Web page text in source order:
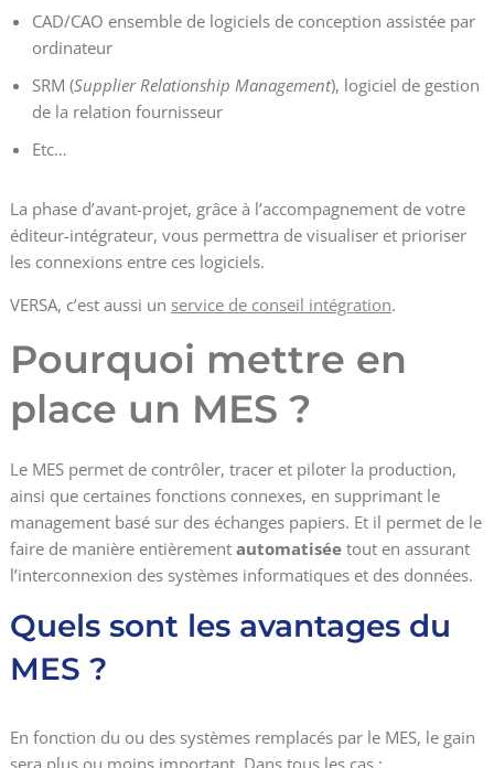
CAD/CAO ensemble de logiciels de conception assistée par
ordinateur
SRM (Supplier Relationship Management), logiciel de gestion
de la relation fournisseur
Etc…
La phase d’avant-projet, grâce à l’accompagnement de votre
éditeur-intégrateur, vous permettra de visualiser et prioriser
les connexions entre ces logiciels.
VERSA, c’est aussi un service de conseil intégration.
Pourquoi mettre en
place un MES ?
Le MES permet de contrôler, tracer et piloter la production,
ainsi que certaines fonctions connexes, en supprimant le
management basé sur des échanges papiers. Et il permet de le
faire de manière entièrement automatisée tout en assurant
l’interconnexion des systèmes informatiques et des données.
Quels sont les avantages du
MES ?
En fonction du ou des systèmes remplacés par le MES, le gain
sera plus ou moins important. Dans tous les cas :